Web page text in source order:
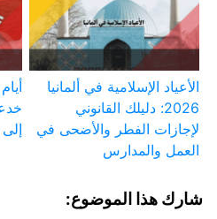
الأعياد الإسلامية في ألمانيا
2026: دليلك القانوني
لإجازات الفطر والأضحى في
العمل والمدارس
إلى 60 يوماً! التقويم الكامل
شارك هذا الموضوع: